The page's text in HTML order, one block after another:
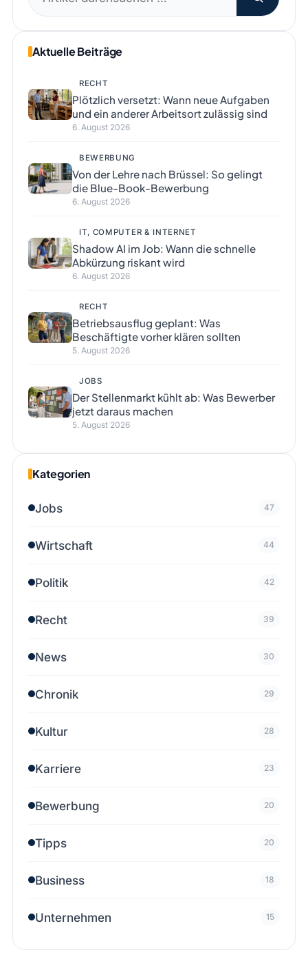
nach:
Aktuelle Beiträge
RECHT
Plötzlich versetzt: Wann neue Aufgaben
und ein anderer Arbeitsort zulässig sind
6. August 2026
BEWERBUNG
Von der Lehre nach Brüssel: So gelingt
die Blue-Book-Bewerbung
6. August 2026
IT, COMPUTER & INTERNET
Shadow AI im Job: Wann die schnelle
Abkürzung riskant wird
6. August 2026
RECHT
Betriebsausflug geplant: Was
Beschäftigte vorher klären sollten
5. August 2026
JOBS
Der Stellenmarkt kühlt ab: Was Bewerber
jetzt daraus machen
5. August 2026
Kategorien
Jobs 47
Wirtschaft 44
Politik 42
Recht 39
News 30
Chronik 29
Kultur 28
Karriere 23
Bewerbung 20
Tipps 20
Business 18
Unternehmen 15